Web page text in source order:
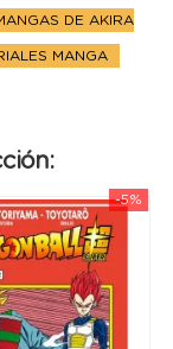
DE AKIRA
MANGA
-5%